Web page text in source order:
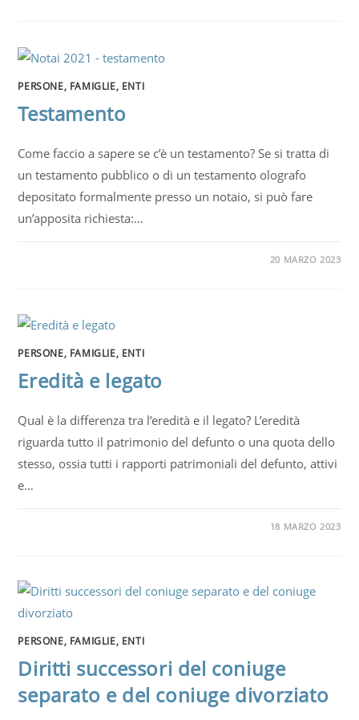
PERSONE, FAMIGLIE, ENTI
Testamento
Come faccio a sapere se c’è un testamento? Se si tratta di
un testamento pubblico o di un testamento olografo
depositato formalmente presso un notaio, si può fare
un’apposita richiesta:…
20 MARZO 2023
PERSONE, FAMIGLIE, ENTI
Eredità e legato
Qual è la differenza tra l’eredità e il legato? L’eredità
riguarda tutto il patrimonio del defunto o una quota dello
stesso, ossia tutti i rapporti patrimoniali del defunto, attivi
e…
18 MARZO 2023
PERSONE, FAMIGLIE, ENTI
Diritti successori del coniuge
separato e del coniuge divorziato